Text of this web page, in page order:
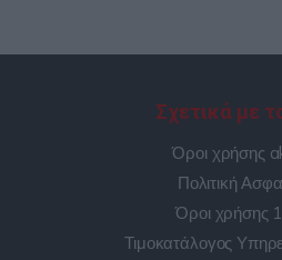
Σχετικά με
Όροι χρήσης
Πολιτική
Όροι χρήσης
Τιμοκατάλογος